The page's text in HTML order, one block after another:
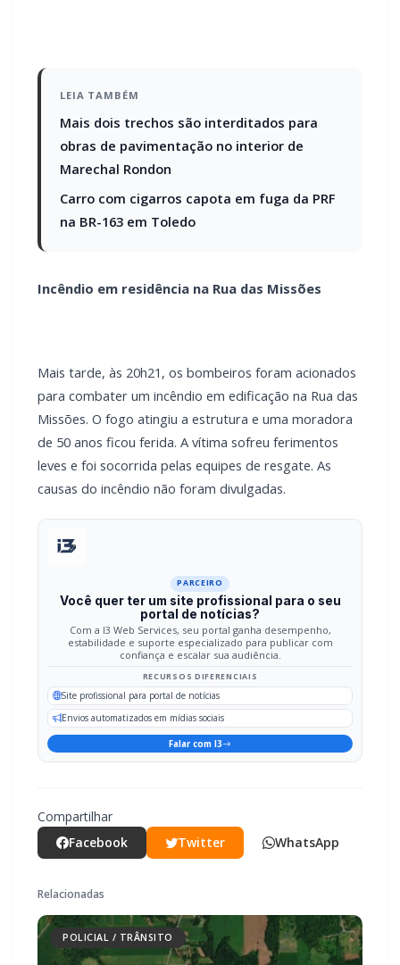
Marechal Rondon
Carro com cigarros capota em fuga da PRF
na BR-163 em Toledo
Incêndio em residência na Rua das Missões
Mais tarde, às 20h21, os bombeiros foram acionados
de 50 anos ficou ferida. A vítima sofreu ferimentos
leves e foi socorrida pelas equipes de resgate. As
causas do incêndio não foram divulgadas.
Com a I3 Web Services, seu portal ganha desempenho,
confiança e escalar sua audiência.
RECURSOS DIFERENCIAIS
Site profissional para portal de notícias
Envios automatizados em mídias sociais
Compartilhar
Relacionadas